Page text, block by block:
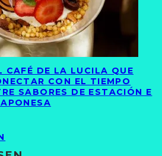
CAFÉ DE LA LUCILA QUE
CON EL TIEMPO
SABORES DE ESTACIÓN E